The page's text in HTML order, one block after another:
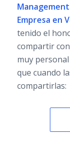
Empresa en
tenido el
compartir
muy
que cuando
compartirlas: